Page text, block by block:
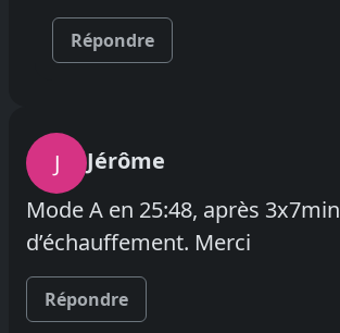
Répondre
J
Jérôme
Mode A en 25:48, après 3x7min
d’échauffement. Merci
Répondre